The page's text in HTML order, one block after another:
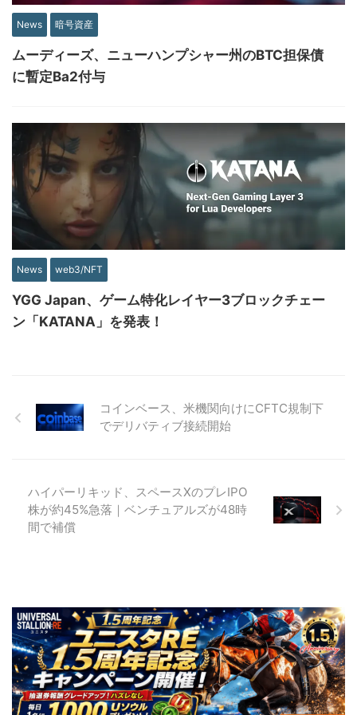
News 暗号資産
ムーディーズ、ニューハンプシャー州のBTC担保債
に暫定Ba2付与
News web3/NFT
YGG Japan、ゲーム特化レイヤー3ブロックチェー
ン「KATANA」を発表！
コインベース、米機関向けにCFTC規制下
でデリバティブ接続開始
ハイパーリキッド、スペースXのプレIPO
株が約45%急落｜ベンチュアルズが48時
間で補償